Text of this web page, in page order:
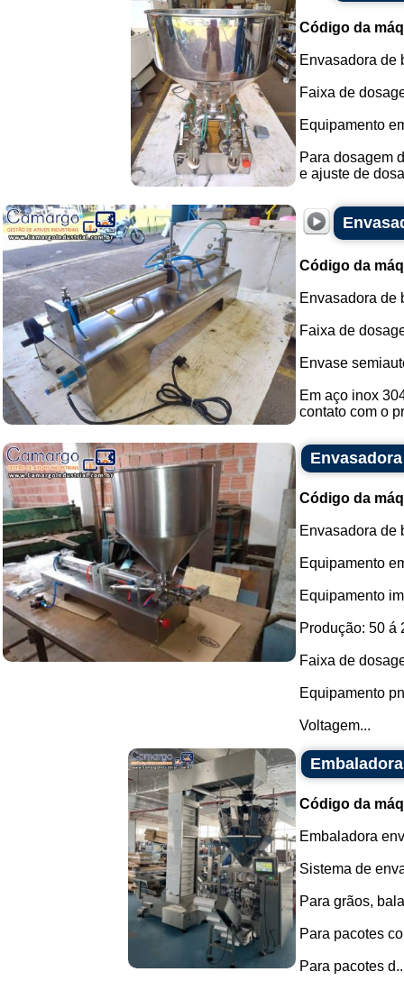
Código da
Envasadora de
Faixa de
Equipamento
Para dosagem
e ajuste de
Código da
Envasadora de
Faixa de
Envase
Em aço inox
contato com o
Código da
Envasadora de
Equipamento
Equipamento
Produção: 50 á
Faixa de
Equipamento
Voltagem...
Código da
Embaladora
Sistema de
Para grãos,
Para pacotes
Para pacotes